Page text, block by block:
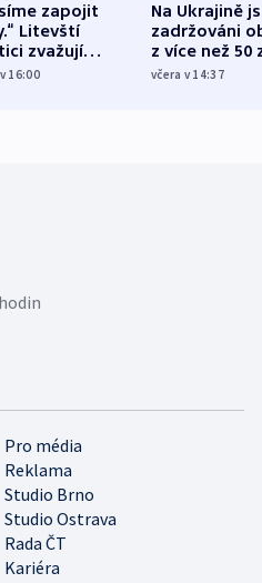
zapojit
Litevští
zvažují
o
16:00
Na Ukrajině
zadržováni
z více než 50
Bojovali na
včera v 14:37
Pro média
Reklama
Studio Brno
Studio Ostrava
Rada ČT
Kariéra